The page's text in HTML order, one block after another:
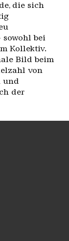
die sich
sowohl bei
Kollektiv.
Bild beim
von
und
der